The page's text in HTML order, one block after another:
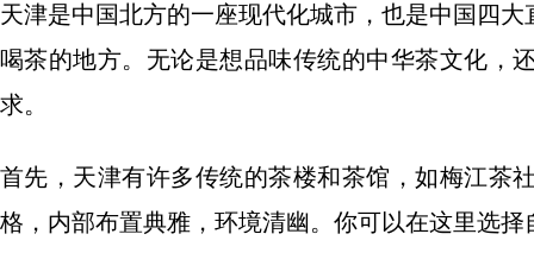
天津是中国北方的一座现代化城市，也是中国四
喝茶的地方。无论是想品味传统的中华茶文化，
求。
首先，天津有许多传统的茶楼和茶馆，如梅江茶
格，内部布置典雅，环境清幽。你可以在这里选